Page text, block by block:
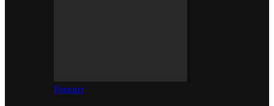
Ремонт